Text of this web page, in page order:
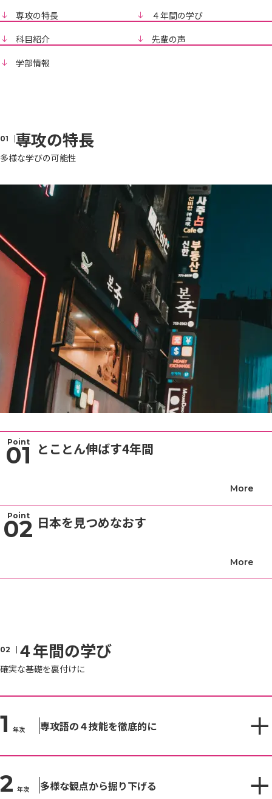
専攻の特長
４年間の学び
科目紹介
先輩の声
学部情報
専攻の特長
多様な学びの可能性
Point
01 とことん伸ばす4年間
Point
02 日本を見つめなおす
４年間の学び
確実な基礎を裏付けに
1 年次 専攻語の４技能を徹底的に
2 年次 多様な観点から掘り下げる